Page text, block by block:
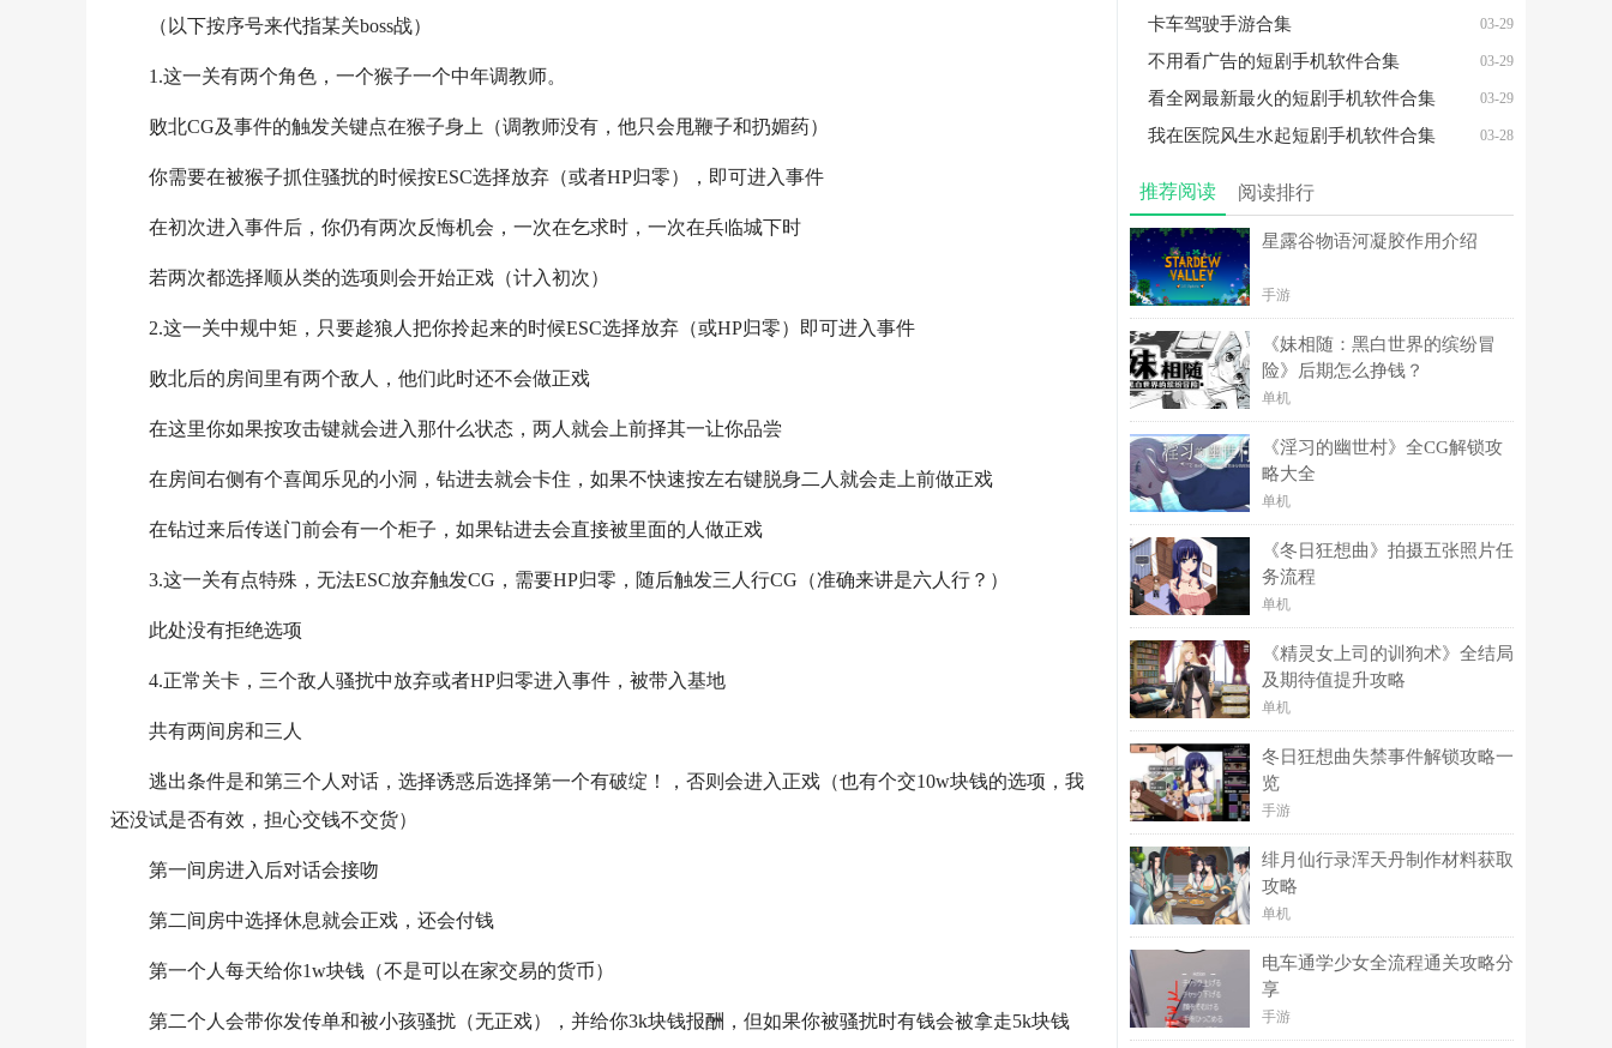
（以下按序号来代指某关boss战）
1.这一关有两个角色，一个猴子一个中年调教师。
败北CG及事件的触发关键点在猴子身上（调教师没有，他只会甩鞭子和扔媚药）
你需要在被猴子抓住骚扰的时候按ESC选择放弃（或者HP归零），即可进入事件
在初次进入事件后，你仍有两次反悔机会，一次在乞求时，一次在兵临城下时
若两次都选择顺从类的选项则会开始正戏（计入初次）
2.这一关中规中矩，只要趁狼人把你拎起来的时候ESC选择放弃（或HP归零）即可进入事件
败北后的房间里有两个敌人，他们此时还不会做正戏
在这里你如果按攻击键就会进入那什么状态，两人就会上前择其一让你品尝
在房间右侧有个喜闻乐见的小洞，钻进去就会卡住，如果不快速按左右键脱身二人就会走上前做正戏
在钻过来后传送门前会有一个柜子，如果钻进去会直接被里面的人做正戏
3.这一关有点特殊，无法ESC放弃触发CG，需要HP归零，随后触发三人行CG（准确来讲是六人行？）
此处没有拒绝选项
4.正常关卡，三个敌人骚扰中放弃或者HP归零进入事件，被带入基地
共有两间房和三人
逃出条件是和第三个人对话，选择诱惑后选择第一个有破绽！，否则会进入正戏（也有个交10w块钱的选项，我
还没试是否有效，担心交钱不交货）
第一间房进入后对话会接吻
第二间房中选择休息就会正戏，还会付钱
第一个人每天给你1w块钱（不是可以在家交易的货币）
第二个人会带你发传单和被小孩骚扰（无正戏），并给你3k块钱报酬，但如果你被骚扰时有钱会被拿走5k块钱
03-29
卡车驾驶手游合集
03-29
不用看广告的短剧手机软件合集
03-29
看全网最新最火的短剧手机软件合集
03-28
我在医院风生水起短剧手机软件合集
推荐阅读 阅读排行
星露谷物语河凝胶作用介绍
手游
《妹相随：黑白世界的缤纷冒
险》后期怎么挣钱？
单机
《淫习的幽世村》全CG解锁攻
略大全
单机
《冬日狂想曲》拍摄五张照片任
务流程
单机
《精灵女上司的训狗术》全结局
及期待值提升攻略
单机
冬日狂想曲失禁事件解锁攻略一
览
手游
绯月仙行录浑天丹制作材料获取
攻略
单机
电车通学少女全流程通关攻略分
享
手游